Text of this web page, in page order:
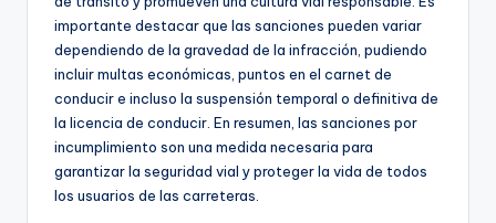
importante destacar que las sanciones pueden variar
dependiendo de la gravedad de la infracción, pudiendo
incluir multas económicas, puntos en el carnet de
conducir e incluso la suspensión temporal o definitiva de
la licencia de conducir. En resumen, las sanciones por
incumplimiento son una medida necesaria para
garantizar la seguridad vial y proteger la vida de todos
los usuarios de las carreteras.